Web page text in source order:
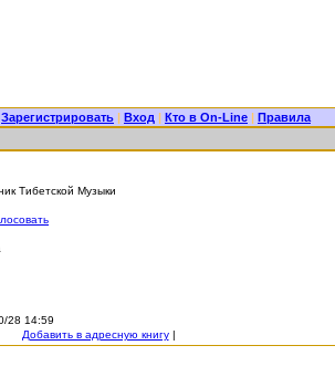
Зарегистрировать | Вход | Кто в On-Line | Правила
Тибетской Музыки
28 14:59
Добавить в адресную книгу|